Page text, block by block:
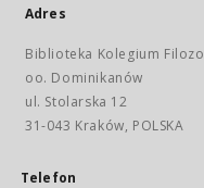
Adres
Biblioteka Kolegium
oo. Dominikanów
ul. Stolarska 12
31-043 Kraków, POLSKA
Telefon